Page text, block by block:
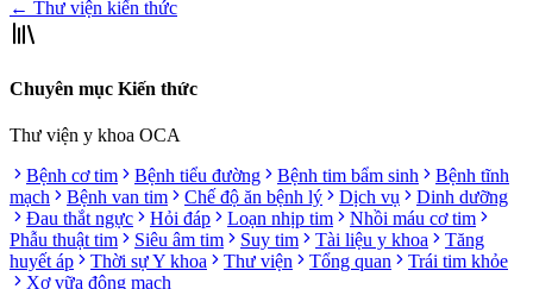
← Thư viện kiến thức
Chuyên mục Kiến thức
Thư viện y khoa OCA
Bệnh cơ tim
Bệnh tiểu đường Bệnh tim bẩm sinh
Bệnh tĩnh
mạch
Bệnh van tim Chế độ ăn bệnh lý Dịch vụ
Dinh dưỡng
Đau thắt ngực
Hỏi đáp Loạn nhịp tim
Nhồi máu cơ tim
Phẫu thuật tim
Siêu âm tim Suy tim Tài liệu y khoa
Tăng
huyết áp
Thời sự Y khoa Thư viện Tổng quan
Trái tim khỏe
Xơ vữa động mạch